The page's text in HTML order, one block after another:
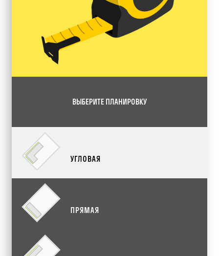
ВЫБЕРИТЕ ПЛАНИРОВКУ
УГЛОВАЯ
ПРЯМАЯ